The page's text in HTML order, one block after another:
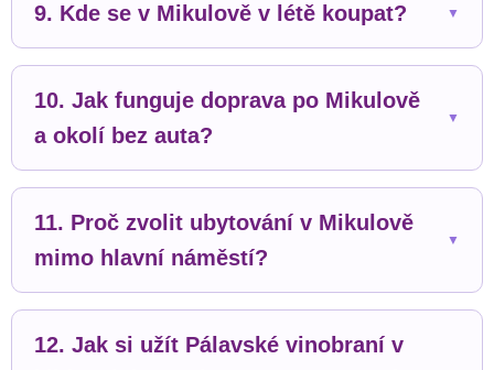
9. Kde se v Mikulově v létě koupat?
10. Jak funguje doprava po Mikulově
a okolí bez auta?
11. Proč zvolit ubytování v Mikulově
mimo hlavní náměstí?
12. Jak si užít Pálavské vinobraní v